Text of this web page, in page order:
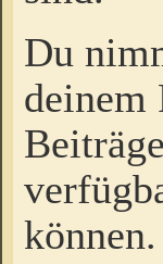
Du
deinem
können.